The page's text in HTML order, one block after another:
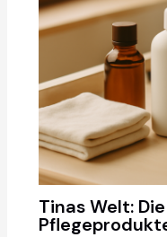
Tinas Welt: